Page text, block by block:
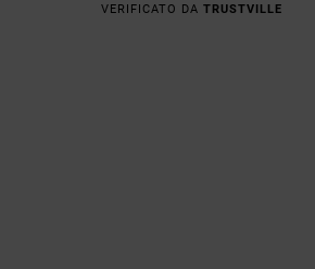
VERIFICATO DA TRUSTVILLE